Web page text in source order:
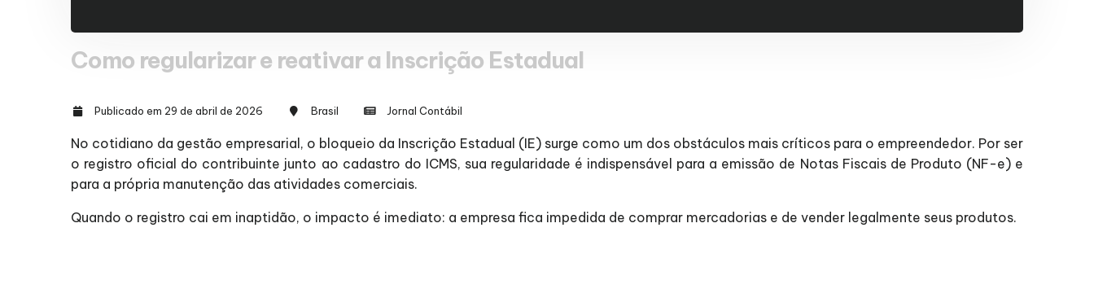
Como regularizar e reativar a Inscrição Estadual
Publicado em 29 de abril de 2026 Brasil Jornal Contábil
No cotidiano da gestão empresarial, o bloqueio da Inscrição Estadual (IE) surge como um dos obstáculos mais críticos para o empreendedor. Por ser
o registro oficial do contribuinte junto ao cadastro do ICMS, sua regularidade é indispensável para a emissão de Notas Fiscais de Produto (NF-e) e
para a própria manutenção das atividades comerciais.
Quando o registro cai em inaptidão, o impacto é imediato: a empresa fica impedida de comprar mercadorias e de vender legalmente seus produtos.